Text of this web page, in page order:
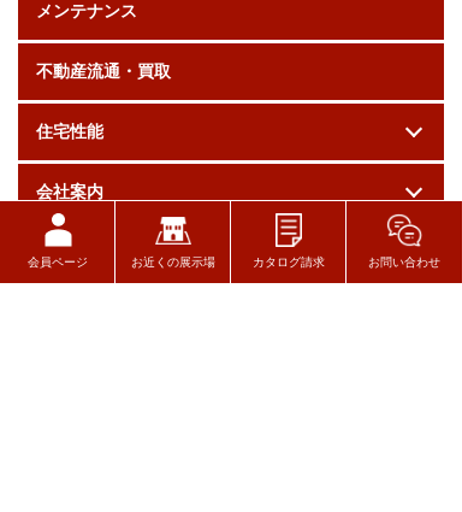
メンテナンス
不動産流通・買取
住宅性能
会社案内
採用情報
会員ページ お近くの展示場 カタログ請求 お問い合わせ